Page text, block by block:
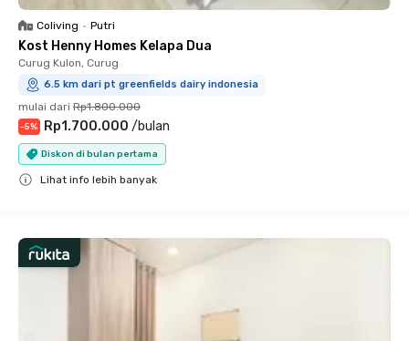
Coliving • Putri
Kost Henny Homes Kelapa Dua
Curug Kulon, Curug
6.5 km dari pt greenfields dairy indonesia
mulai dari Rp1.800.000
-5% Rp1.700.000 /bulan
Diskon di bulan pertama
Lihat info lebih banyak